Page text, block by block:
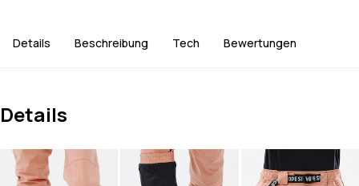
Details Beschreibung Tech Bewertungen
Details